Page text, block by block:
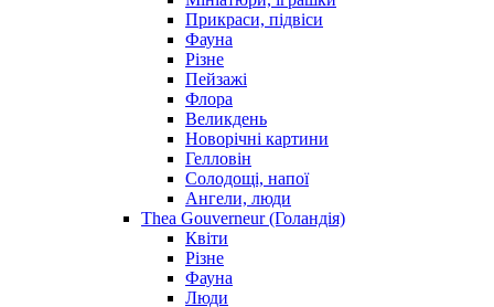
Прикраси, підвіси
Фауна
Різне
Пейзажі
Флора
Великдень
Новорічні картини
Гелловін
Солодощі, напої
Ангели, люди
Thea Gouverneur (Голандія)
Квіти
Різне
Фауна
Люди